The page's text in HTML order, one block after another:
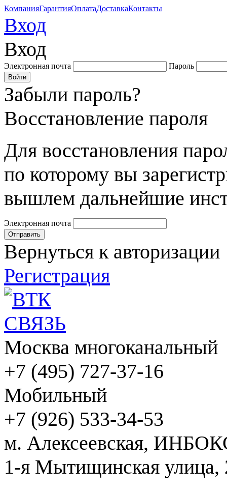
КомпанияГарантияОплатаДоставкаКонтакты
Вход
Вход
Электронная почта Пароль
Забыли пароль?
Восстановление пароля
Для восстановления
по которому вы
вышлем дальнейшие
Электронная почта
Вернуться к авторизации
Регистрация
Москва многоканальный
+7 (495) 727-37-16
Мобильный
+7 (926) 533-34-53
м. Алексеевская,
1-я Мытищинская улица,